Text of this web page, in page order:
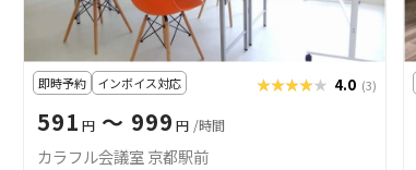
即時予約 インボイス対応 ★★★★★
★★★★★ 4.0 (3)
591 円 〜 999 円 /時間
カラフル会議室 京都駅前